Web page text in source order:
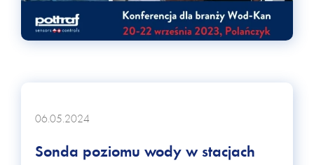
06.05.2024
Sonda poziomu wody w stacjach